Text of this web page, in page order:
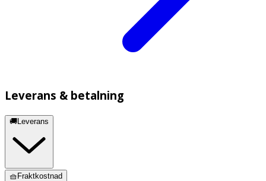
Leverans & betalning
🚚Leverans
🧺Fraktkostnad